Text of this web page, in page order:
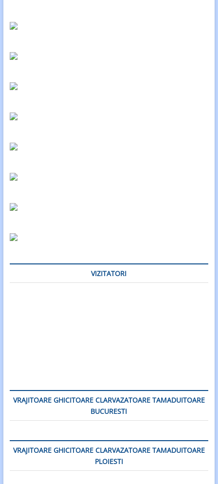
VIZITATORI
VRAJITOARE GHICITOARE CLARVAZATOARE TAMADUITOARE
BUCURESTI
VRAJITOARE GHICITOARE CLARVAZATOARE TAMADUITOARE
PLOIESTI